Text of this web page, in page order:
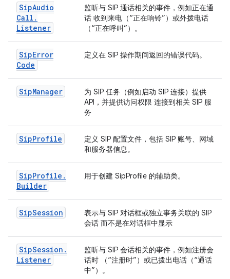
SipAudio
Call .
Listener
监听与 SIP 通话相关的事件，例如正在通
话 收到来电（“正在响铃”）或外拨电话
（“正在呼叫”）。
SipError
Code
定义在 SIP 操作期间返回的错误代码。
SipManager
为 SIP 任务（例如启动 SIP 连接）提供
API，并提供访问权限 连接到相关 SIP 服
务
SipProfile
定义 SIP 配置文件，包括 SIP 账号、网域
和服务器信息。
SipProfile .
Builder
用于创建 SipProfile 的辅助类。
SipSession
表示与 SIP 对话框或独立事务关联的 SIP
会话 而不是在对话框中显示
SipSession .
Listener
监听与 SIP 会话相关的事件，例如注册会
话时 （“注册时”）或已拨出电话（“通话
中”）。